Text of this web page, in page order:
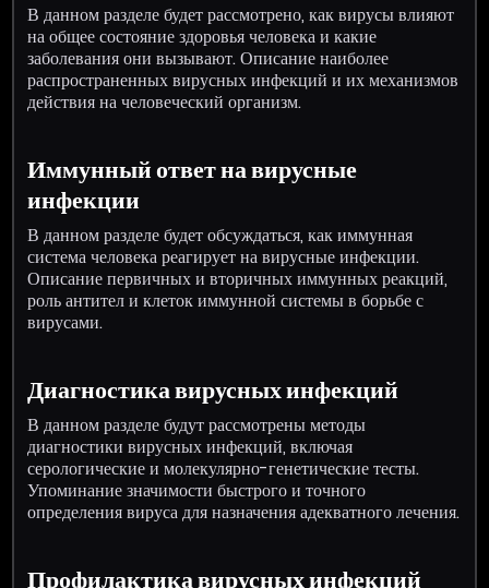
В данном разделе будет рассмотрено, как вирусы влияют
на общее состояние здоровья человека и какие
заболевания они вызывают. Описание наиболее
распространенных вирусных инфекций и их механизмов
действия на человеческий организм.
Иммунный ответ на вирусные
инфекции
В данном разделе будет обсуждаться, как иммунная
система человека реагирует на вирусные инфекции.
Описание первичных и вторичных иммунных реакций,
роль антител и клеток иммунной системы в борьбе с
вирусами.
Диагностика вирусных инфекций
В данном разделе будут рассмотрены методы
диагностики вирусных инфекций, включая
серологические и молекулярно-генетические тесты.
Упоминание значимости быстрого и точного
определения вируса для назначения адекватного лечения.
Профилактика вирусных инфекций